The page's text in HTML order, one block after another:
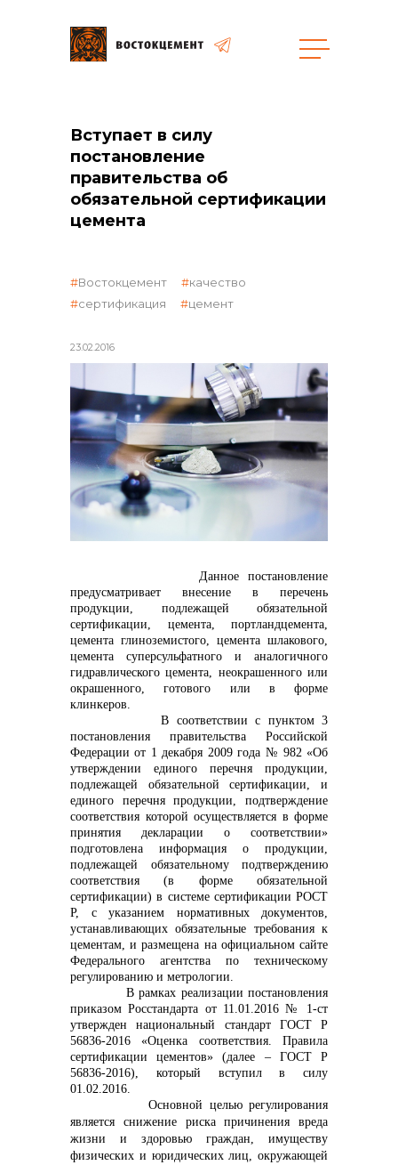
Закупки
общая информация
реализация неликвидов
контакты отдела закупок
Контакты
+7 (423) 234 50 50
info@vostokcement.ru
Вступает в силу
постановление
правительства об
обязательной сертификации
цемента
23.02.2016
Востокцемент
качество
сертификация
цемент
Данное постановление
предусматривает внесение в перечень
продукции, подлежащей обязательной
сертификации, цемента, портландцемента,
цемента глиноземистого, цемента шлакового,
цемента суперсульфатного и аналогичного
гидравлического цемента, неокрашенного или
окрашенного, готового или в форме
клинкеров.
В соответствии с пунктом 3
постановления правительства Российской
Федерации от 1 декабря 2009 года № 982 «Об
утверждении единого перечня продукции,
подлежащей обязательной сертификации, и
единого перечня продукции, подтверждение
соответствия которой осуществляется в форме
принятия декларации о соответствии»
подготовлена информация о продукции,
подлежащей обязательному подтверждению
соответствия (в форме обязательной
сертификации) в системе сертификации РОСТ
Р, с указанием нормативных документов,
устанавливающих обязательные требования к
цементам, и размещена на официальном сайте
Федерального агентства по техническому
регулированию и метрологии.
В рамках реализации постановления
приказом Росстандарта от 11.01.2016 № 1-ст
утвержден национальный стандарт ГОСТ Р
56836-2016 «Оценка соответствия. Правила
сертификации цементов» (далее – ГОСТ Р
56836-2016), который вступил в силу
01.02.2016.
Основной целью регулирования
является снижение риска причинения вреда
жизни и здоровью граждан, имуществу
физических и юридических лиц, окружающей